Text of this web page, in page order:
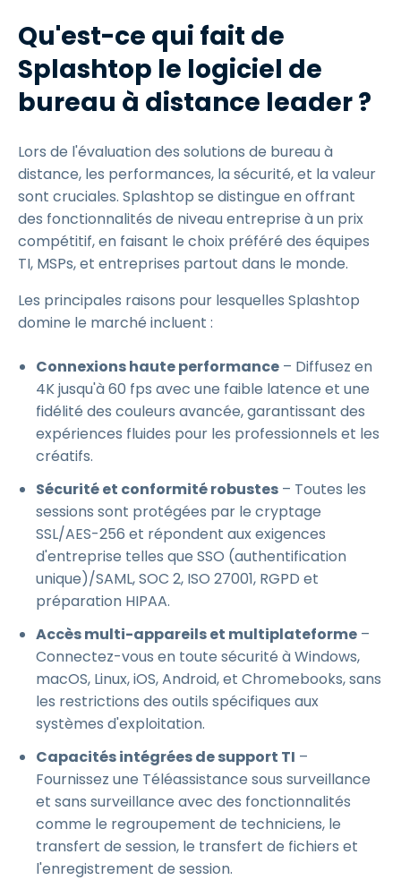
Qu'est-ce qui fait de
Splashtop le logiciel de
bureau à distance leader ?
Lors de l'évaluation des solutions de bureau à
distance, les performances, la sécurité, et la valeur
sont cruciales. Splashtop se distingue en offrant
des fonctionnalités de niveau entreprise à un prix
compétitif, en faisant le choix préféré des équipes
TI, MSPs, et entreprises partout dans le monde.
Les principales raisons pour lesquelles Splashtop
domine le marché incluent :
Connexions haute performance – Diffusez en
4K jusqu'à 60 fps avec une faible latence et une
fidélité des couleurs avancée, garantissant des
expériences fluides pour les professionnels et les
créatifs.
Sécurité et conformité robustes – Toutes les
sessions sont protégées par le cryptage
SSL/AES-256 et répondent aux exigences
d'entreprise telles que SSO (authentification
unique)/SAML, SOC 2, ISO 27001, RGPD et
préparation HIPAA.
Accès multi-appareils et multiplateforme –
Connectez-vous en toute sécurité à Windows,
macOS, Linux, iOS, Android, et Chromebooks, sans
les restrictions des outils spécifiques aux
systèmes d'exploitation.
Capacités intégrées de support TI –
Fournissez une Téléassistance sous surveillance
et sans surveillance avec des fonctionnalités
comme le regroupement de techniciens, le
transfert de session, le transfert de fichiers et
l'enregistrement de session.